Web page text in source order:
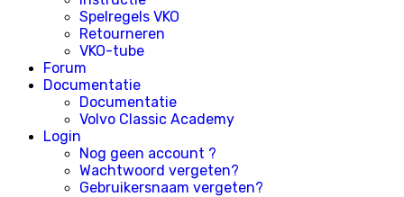
Spelregels VKO
Retourneren
VKO-tube
Forum
Documentatie
Documentatie
Volvo Classic Academy
Login
Nog geen account ?
Wachtwoord vergeten?
Gebruikersnaam vergeten?